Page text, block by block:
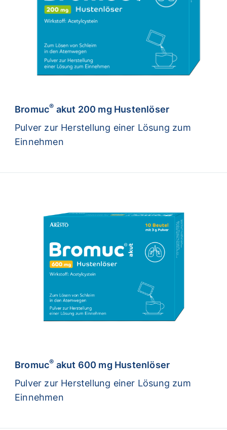
Bromuc® akut 200 mg Hustenlöser
Pulver zur Herstellung einer Lösung zum
Einnehmen
Bromuc® akut 600 mg Hustenlöser
Pulver zur Herstellung einer Lösung zum
Einnehmen